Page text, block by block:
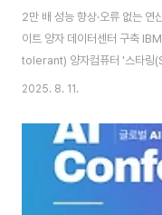
2만 배 성능 향상·오류 없는 연
이트 양자 데이터센터 구축
tolerant) 양자컴퓨터 '스타링
다. 이는 양자컴퓨팅 기술 발전
아르반드 크리슈나는 "스타링
수준으로 끌어올릴 것"이라며
요한 기술"이라고 강조했다.
tolerant)'이다. 기존 양자컴퓨
2025. 8. 11.